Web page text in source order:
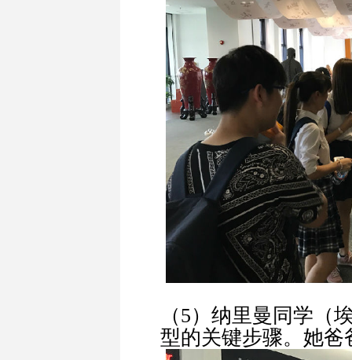
（5）纳里曼同学（
型的关键步骤。她